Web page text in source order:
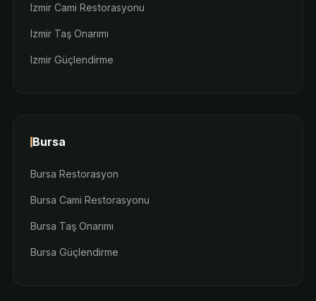
Izmir Cami Restorasyonu
Izmir Taş Onarımı
Izmir Güçlendirme
Bursa
Bursa Restorasyon
Bursa Cami Restorasyonu
Bursa Taş Onarımı
Bursa Güçlendirme